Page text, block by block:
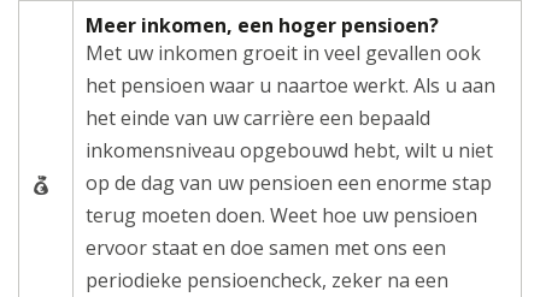
Meer inkomen, een hoger pensioen?
Met uw inkomen groeit in veel gevallen ook
het pensioen waar u naartoe werkt. Als u aan
het einde van uw carrière een bepaald
inkomensniveau opgebouwd hebt, wilt u niet
op de dag van uw pensioen een enorme stap
terug moeten doen. Weet hoe uw pensioen
ervoor staat en doe samen met ons een
periodieke pensioencheck, zeker na een